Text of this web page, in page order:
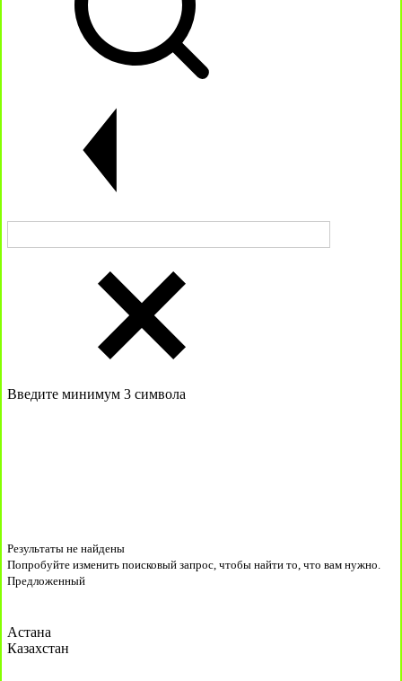
Введите минимум 3 символа
Результаты не найдены
Попробуйте изменить поисковый запрос, чтобы найти то, что вам нужно.
Предложенный
Астана
Казахстан